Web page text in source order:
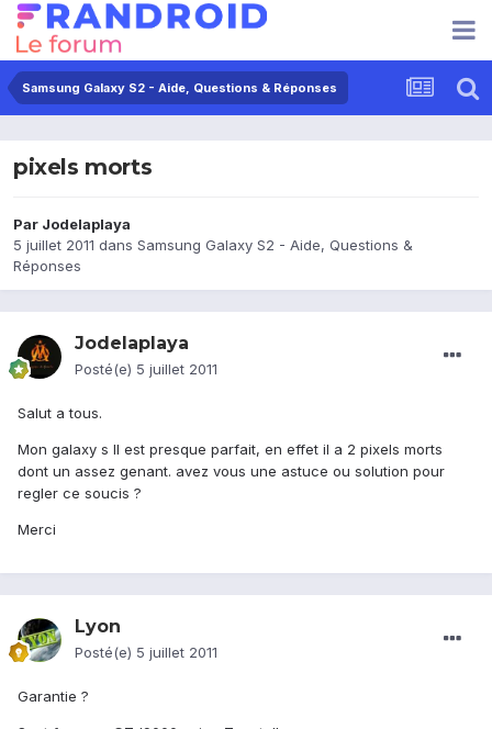
Samsung Galaxy S2 - Aide, Questions & Réponses
pixels morts
Par Jodelaplaya
5 juillet 2011 dans Samsung Galaxy S2 - Aide, Questions &
Réponses
Jodelaplaya
Posté(e) 5 juillet 2011
Salut a tous.
Mon galaxy s II est presque parfait, en effet il a 2 pixels morts
dont un assez genant. avez vous une astuce ou solution pour
regler ce soucis ?
Merci
Lyon
Posté(e) 5 juillet 2011
Garantie ?